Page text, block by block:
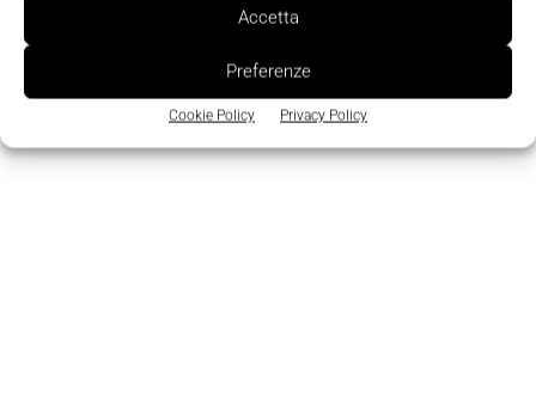
Accetta
Preferenze
Cookie Policy Privacy Policy
Innovazione ed export trainano la ripresa
dell’industria illuminotecnica nel 2011